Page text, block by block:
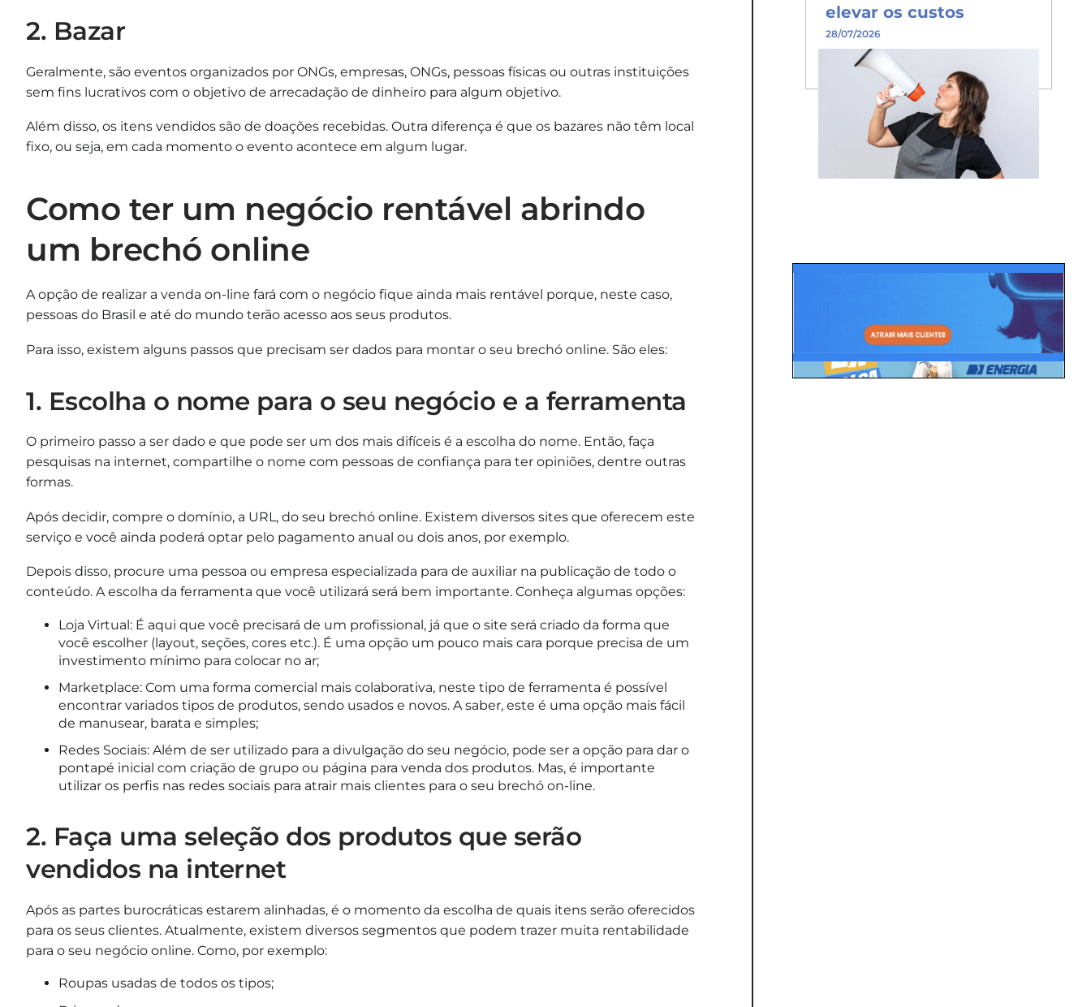
2. Bazar
Geralmente, são eventos organizados por ONGs, empresas, ONGs, pessoas físicas ou outras instituições
sem fins lucrativos com o objetivo de arrecadação de dinheiro para algum objetivo.
Além disso, os itens vendidos são de doações recebidas. Outra diferença é que os bazares não têm local
fixo, ou seja, em cada momento o evento acontece em algum lugar.
Como ter um negócio rentável abrindo
um brechó online
A opção de realizar a venda on-line fará com o negócio fique ainda mais rentável porque, neste caso,
pessoas do Brasil e até do mundo terão acesso aos seus produtos.
Para isso, existem alguns passos que precisam ser dados para montar o seu brechó online. São eles:
1. Escolha o nome para o seu negócio e a ferramenta
O primeiro passo a ser dado e que pode ser um dos mais difíceis é a escolha do nome. Então, faça
pesquisas na internet, compartilhe o nome com pessoas de confiança para ter opiniões, dentre outras
formas.
Após decidir, compre o domínio, a URL, do seu brechó online. Existem diversos sites que oferecem este
serviço e você ainda poderá optar pelo pagamento anual ou dois anos, por exemplo.
Depois disso, procure uma pessoa ou empresa especializada para de auxiliar na publicação de todo o
conteúdo. A escolha da ferramenta que você utilizará será bem importante. Conheça algumas opções:
Loja Virtual: É aqui que você precisará de um profissional, já que o site será criado da forma que
você escolher (layout, seções, cores etc.). É uma opção um pouco mais cara porque precisa de um
investimento mínimo para colocar no ar;
Marketplace: Com uma forma comercial mais colaborativa, neste tipo de ferramenta é possível
encontrar variados tipos de produtos, sendo usados e novos. A saber, este é uma opção mais fácil
de manusear, barata e simples;
Redes Sociais: Além de ser utilizado para a divulgação do seu negócio, pode ser a opção para dar o
pontapé inicial com criação de grupo ou página para venda dos produtos. Mas, é importante
utilizar os perfis nas redes sociais para atrair mais clientes para o seu brechó on-line.
2. Faça uma seleção dos produtos que serão
vendidos na internet
Após as partes burocráticas estarem alinhadas, é o momento da escolha de quais itens serão oferecidos
para os seus clientes. Atualmente, existem diversos segmentos que podem trazer muita rentabilidade
para o seu negócio online. Como, por exemplo:
Roupas usadas de todos os tipos;
elevar os custos
28/07/2026